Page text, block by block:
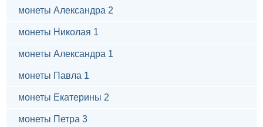
монеты Александра 2
монеты Николая 1
монеты Александра 1
монеты Павла 1
монеты Екатерины 2
монеты Петра 3